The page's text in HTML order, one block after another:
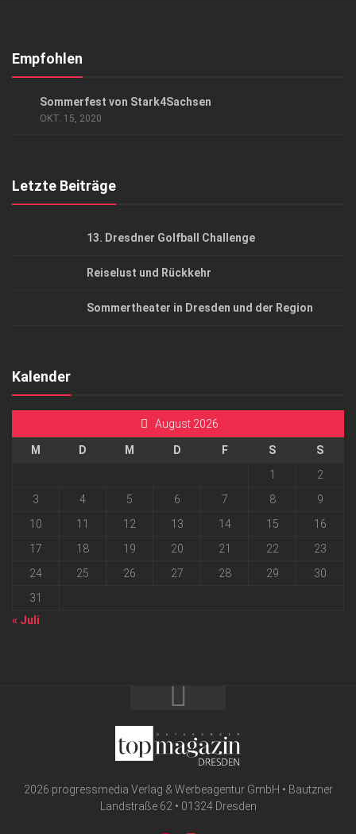
Kontakt, Impressum
Empfohlen
Sommerfest von Stark4Sachsen
OKT. 15, 2020
Letzte Beiträge
13. Dresdner Golfball Challenge
Reiselust und Rückkehr
Sommertheater in Dresden und der Region
Kalender
August 2026
M D M D F S
S
1
2
3
4 5 6 7 8
9
10
11 12 13 14 15
16
17
18 19 20 21 22
23
24
25 26 27 28 29
30
31
« Juli
2026 progressmedia Verlag & Werbeagentur GmbH • Bautzner
Landstraße 62 • 01324 Dresden